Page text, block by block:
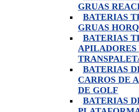
GRUAS
BATERIAS
GRUAS
BATERIAS
APILADORES
BATERIAS
CARROS DE
DE GOLF
BATERIAS